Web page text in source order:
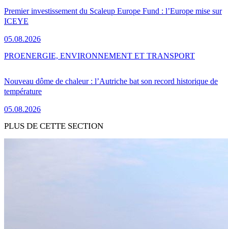
Premier investissement du Scaleup Europe Fund : l’Europe mise sur
ICEYE
05.08.2026
Nouveau dôme de chaleur : l’Autriche bat son record historique de
température
05.08.2026
PROENERGIE, ENVIRONNEMENT ET TRANSPORT
PLUS DE CETTE SECTION